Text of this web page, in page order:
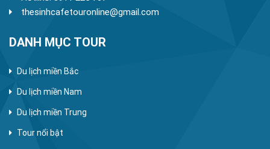
thesinhcafetouronline@gmail.com
DANH MỤC TOUR
Du lịch miền Bắc
Du lịch miền Nam
Du lịch miền Trung
Tour nổi bật